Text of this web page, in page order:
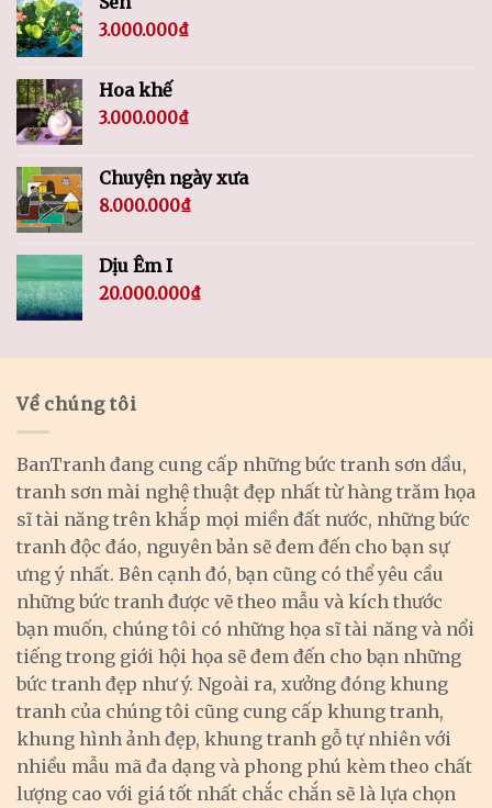
3.000.000₫
Hoa khế
3.000.000₫
Chuyện ngày xưa
8.000.000₫
Dịu Êm I
20.000.000₫
Về chúng tôi
BanTranh đang cung cấp những bức tranh sơn dầu,
tranh sơn mài nghệ thuật đẹp nhất từ hàng trăm họa
sĩ tài năng trên khắp mọi miền đất nước, những bức
tranh độc đáo, nguyên bản sẽ đem đến cho bạn sự
ưng ý nhất. Bên cạnh đó, bạn cũng có thể yêu cầu
những bức tranh được vẽ theo mẫu và kích thước
bạn muốn, chúng tôi có những họa sĩ tài năng và nổi
tiếng trong giới hội họa sẽ đem đến cho bạn những
bức tranh đẹp như ý. Ngoài ra, xưởng đóng khung
tranh của chúng tôi cũng cung cấp khung tranh,
khung hình ảnh đẹp, khung tranh gỗ tự nhiên với
nhiều mẫu mã đa dạng và phong phú kèm theo chất
lượng cao với giá tốt nhất chắc chắn sẽ là lựa chọn